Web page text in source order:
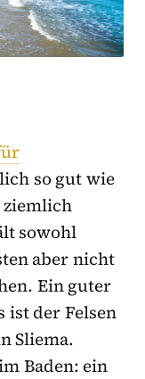
so gut wie
ziemlich
sowohl
aber nicht
Ein guter
ist der Felsen
Sliema.
Baden: ein